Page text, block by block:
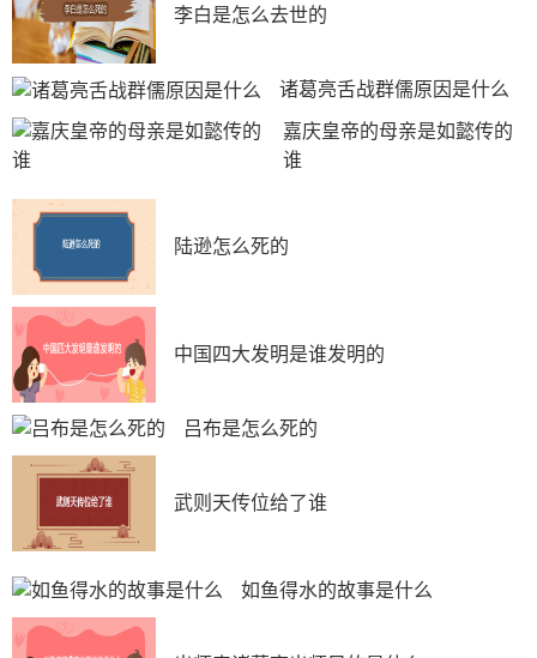
等等，如果王朝延续的久的话，还有太宗、高宗这样的庙
号。
李白是怎么去世的
诸葛亮舌战群儒原因是什么
嘉庆皇帝的母亲是如懿传的
谁
陆逊怎么死的
中国四大发明是谁发明的
吕布是怎么死的
武则天传位给了谁
如鱼得水的故事是什么